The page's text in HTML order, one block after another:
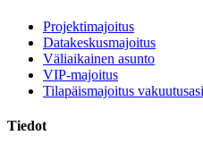
Projektimajoitus
Datakeskusmajoitus
Väliaikainen asunto
VIP-majoitus
Tilapäismajoitus
Tiedot